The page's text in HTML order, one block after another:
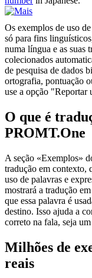
Os exemplos de uso
só para fins
numa língua e as suas
colecionados
de pesquisa de dados
ortografia, pontuação
use a opção "Reportar
O que é
PROMT.One
A seção «Exemplos»
tradução em contexto,
uso de palavras e
mostrará a tradução
que essa palavra é
destino. Isso ajuda a
correto na fala, seja
Milhões de
reais